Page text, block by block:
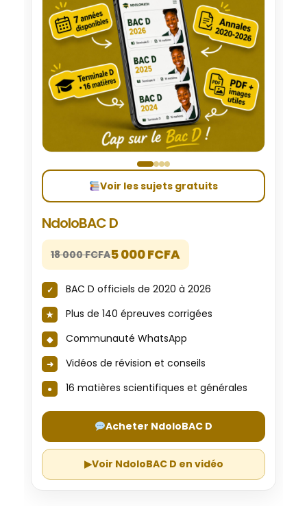
Voir les sujets gratuits
NdoloBAC D
18 000 FCFA5 000 FCFA
BAC D officiels de 2020 à 2026
Plus de 140 épreuves corrigées
Communauté WhatsApp
Vidéos de révision et conseils
16 matières scientifiques et générales
Acheter NdoloBAC D
▶Voir NdoloBAC D en vidéo